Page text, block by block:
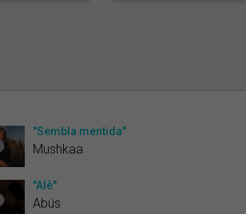
"Sembla mentida"
Mushkaa
"Alè"
Abús